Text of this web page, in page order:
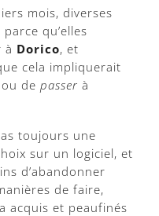
mois, diverses
qu’elles
à Dorico, et
cela impliquerait
ou de passer à
toujours une
sur un logiciel, et
d’abandonner
de faire,
acquis et peaufinés